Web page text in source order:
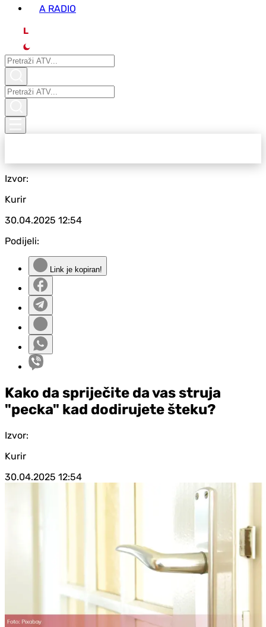
A RADIO
L
Izvor:
Kurir
30.04.2025 12:54
Podijeli:
Link je kopiran!
Kako da spriječite da vas struja
"pecka" kad dodirujete šteku?
Izvor:
Kurir
30.04.2025 12:54